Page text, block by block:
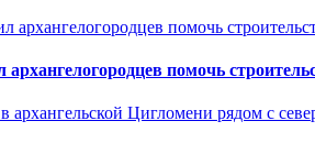
помочь
архангельской Цигломени рядом с